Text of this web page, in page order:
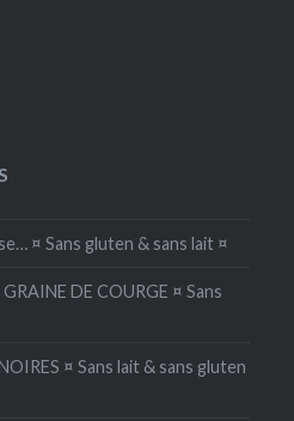
¤ Sans gluten & sans lait ¤
DE COURGE ¤ Sans
¤ Sans lait & sans gluten